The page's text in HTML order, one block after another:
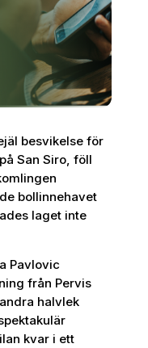
besvikelse för
San Siro, föll
bollinnehavet
laget inte
Pavlovic
från Pervis
halvlek
kvar i ett